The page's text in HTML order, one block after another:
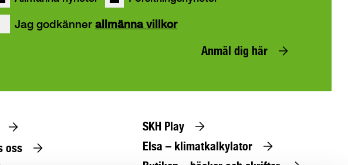
Jag godkänner allmänna villkor
Anmäl dig här
oss
SKH Play
Elsa – klimatkalkylator